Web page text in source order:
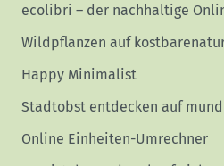
ecolibri – der nachhaltige
Wildpflanzen auf
Happy Minimalist
Stadtobst entdecken auf
Online Einheiten-Umrechner